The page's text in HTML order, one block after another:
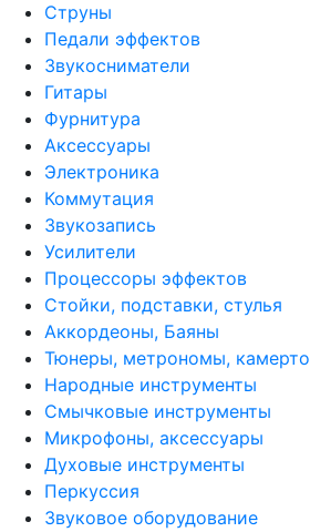
Струны
Педали эффектов
Звукосниматели
Гитары
Фурнитура
Аксессуары
Электроника
Коммутация
Звукозапись
Усилители
Процессоры эффектов
Стойки, подставки, стулья
Аккордеоны, Баяны
Тюнеры, метрономы,
Народные инструменты
Смычковые инструменты
Микрофоны, аксессуары
Духовые инструменты
Перкуссия
Звуковое оборудование